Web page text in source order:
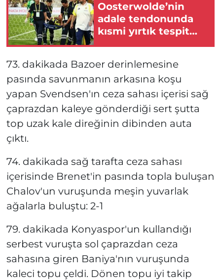
Oosterwolde’nin
adale tendonunda
kısmi yırtık tespit
73. dakikada Bazoer derinlemesine
pasında savunmanın arkasına koşu
yapan Svendsen'ın ceza sahası içerisi sağ
çaprazdan kaleye gönderdiği sert şutta
top uzak kale direğinin dibinden auta
çıktı.
74. dakikada sağ tarafta ceza sahası
içerisinde Brenet'in pasında topla buluşan
Chalov'un vuruşunda meşin yuvarlak
ağalarla buluştu: 2-1
79. dakikada Konyaspor'un kullandığı
serbest vuruşta sol çaprazdan ceza
sahasına giren Baniya'nın vuruşunda
kaleci topu çeldi. Dönen topu iyi takip